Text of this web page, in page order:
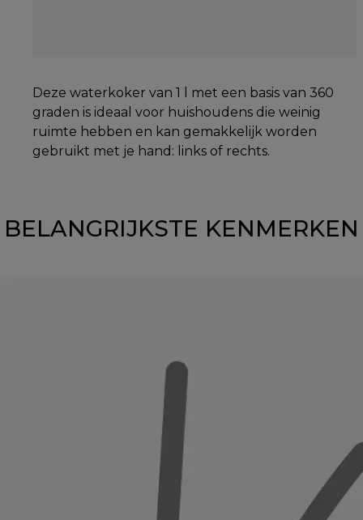
Deze waterkoker van 1 l met een basis van 360
graden is ideaal voor huishoudens die weinig
ruimte hebben en kan gemakkelijk worden
gebruikt met je hand: links of rechts.
BELANGRIJKSTE KENMERKEN